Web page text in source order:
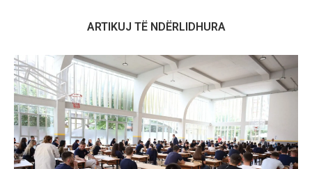
ARTIKUJ TË NDËRLIDHURA